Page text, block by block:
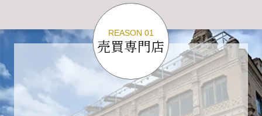
2026年5月7日(木)以降、順次対応させて頂きま
ご不便をおかけいたしますが、何卒ご理解の程
よろしくお願いいたします。
2026-04-17
【臨時休業のお知らせ】
REASON 01
売買専門店